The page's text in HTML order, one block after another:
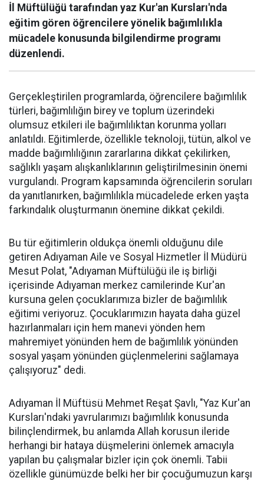
İl Müftülüğü tarafından yaz Kur'an Kursları'nda
eğitim gören öğrencilere yönelik bağımlılıkla
mücadele konusunda bilgilendirme programı
düzenlendi.
Gerçekleştirilen programlarda, öğrencilere bağımlılık
türleri, bağımlılığın birey ve toplum üzerindeki
olumsuz etkileri ile bağımlılıktan korunma yolları
anlatıldı. Eğitimlerde, özellikle teknoloji, tütün, alkol ve
madde bağımlılığının zararlarına dikkat çekilirken,
sağlıklı yaşam alışkanlıklarının geliştirilmesinin önemi
vurgulandı. Program kapsamında öğrencilerin soruları
da yanıtlanırken, bağımlılıkla mücadelede erken yaşta
farkındalık oluşturmanın önemine dikkat çekildi.
Bu tür eğitimlerin oldukça önemli olduğunu dile
getiren Adıyaman Aile ve Sosyal Hizmetler İl Müdürü
Mesut Polat, "Adıyaman Müftülüğü ile iş birliği
içerisinde Adıyaman merkez camilerinde Kur'an
kursuna gelen çocuklarımıza bizler de bağımlılık
eğitimi veriyoruz. Çocuklarımızın hayata daha güzel
hazırlanmaları için hem manevi yönden hem
mahremiyet yönünden hem de bağımlılık yönünden
sosyal yaşam yönünden güçlenmelerini sağlamaya
çalışıyoruz" dedi.
Adıyaman İl Müftüsü Mehmet Reşat Şavlı, "Yaz Kur'an
Kursları'ndaki yavrularımızı bağımlılık konusunda
bilinçlendirmek, bu anlamda Allah korusun ileride
herhangi bir hataya düşmelerini önlemek amacıyla
yapılan bu çalışmalar bizler için çok önemli. Tabii
özellikle günümüzde belki her bir çocuğumuzun karşı